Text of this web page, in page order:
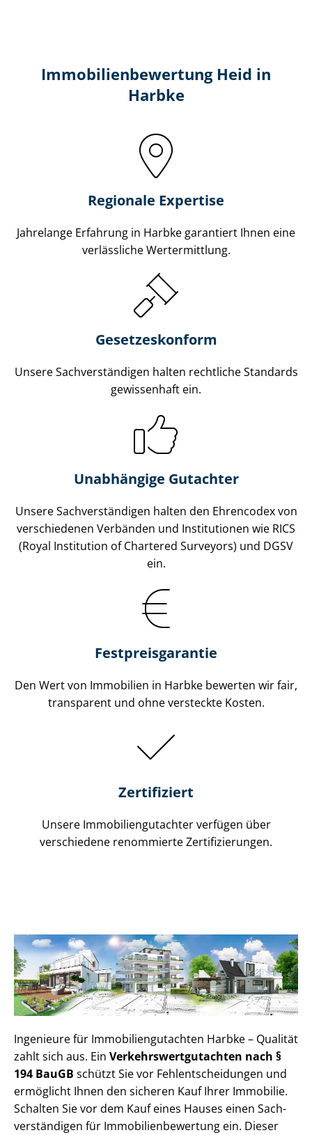
Immobilien­bewertung Heid in
Harbke
Regionale Expertise
Jahrelange Erfahrung in Harbke garantiert Ihnen eine
verlässliche Wertermittlung.
Gesetzes­konform
Unsere Sach­ver­stän­di­gen halten rechtliche Standards
gewissenhaft ein.
Unabhängige Gutachter
Unsere Sach­ver­stän­di­gen halten den Ehrencodex von
verschiedenen Verbänden und Institutionen wie RICS
(Royal Institution of Chartered Surveyors) und DGSV
ein.
Festpreis​garantie
Den Wert von Immobilien in Harbke bewerten wir fair,
transparent und ohne versteckte Kosten.
Zertifiziert
Unsere Immobilien­gutachter verfügen über
verschiedene renommierte Zer­ti­fi­zie­run­gen.
Ingenieure für Im­mo­bi­li­en­gut­ach­ten Harbke – Qualität
zahlt sich aus. Ein Ver­kehrs­wert­gut­ach­ten nach §
194 BauGB schützt Sie vor Fehl­ent­schei­dun­gen und
ermöglicht Ihnen den sicheren Kauf Ihrer Immobilie.
Schalten Sie vor dem Kauf eines Hauses einen Sach­
ver­stän­di­gen für Im­mo­bi­li­en­be­wer­tung ein. Dieser